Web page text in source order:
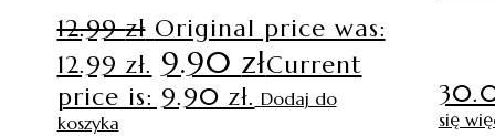
12.99zł Original price was:
12.99 zł. 9.90 złCurrent
price is: 9.90 zł. Dodaj do
koszyka
się